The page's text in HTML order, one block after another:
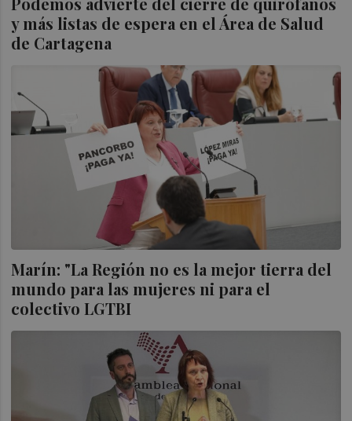
y más listas de espera en el Área de Salud
de Cartagena
Marín: "La Región no es la mejor tierra del
mundo para las mujeres ni para el
colectivo LGTBI